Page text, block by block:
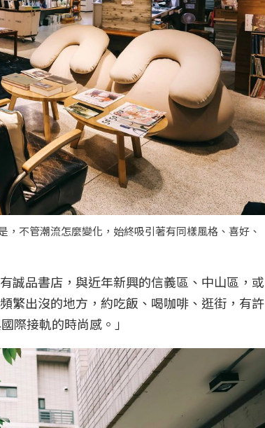
不管潮流怎麼變化，始終吸引著有同樣風格、喜好、
誠品書店，與近年新興的信義區、中山區，或
繁出沒的地方，約吃飯、喝咖啡、逛街，有許
際接軌的時尚感。」